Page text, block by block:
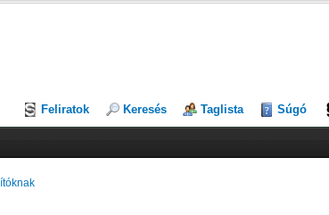
Feliratok Keresés Taglista Súgó